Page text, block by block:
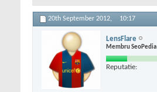
20th September 2012, 10:17
LensFlare
Membru SeoPedia
Reputatie: